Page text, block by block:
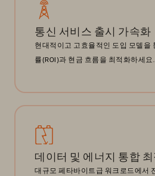
통신 서비스 출시 가속화
현대적이고 고효율적인 도입 모델을
률(ROI)과 현금 흐름을 최적화하세요.
데이터 및 에너지 통합
대규모 페타바이트급 워크로드에서